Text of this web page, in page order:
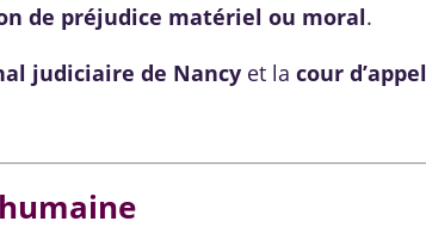
de préjudice matériel ou moral.
judiciaire de Nancy et la cour d’appel